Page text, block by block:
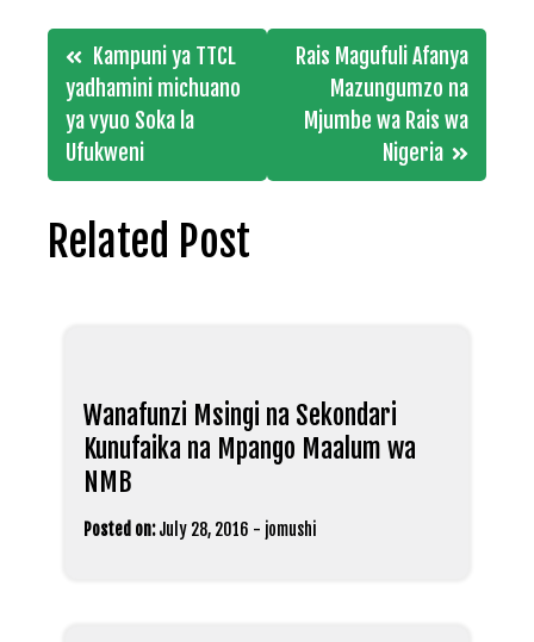
Post
navigation
Kampuni ya TTCL
yadhamini michuano
ya vyuo Soka la
Ufukweni
Rais Magufuli Afanya
Mazungumzo na
Mjumbe wa Rais wa
Nigeria
Related Post
Wanafunzi Msingi na Sekondari
Kunufaika na Mpango Maalum wa
NMB
Posted on: July 28, 2016 - jomushi